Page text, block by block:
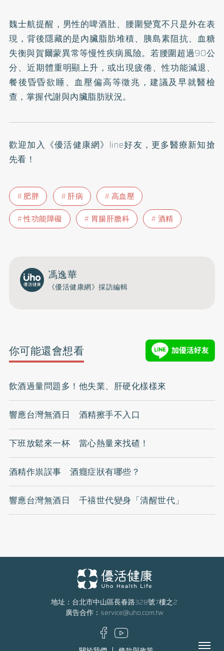
魏士航提醒，男性的啤酒肚、腰圍變寬不只是外在表
現，背後隱藏的是內臟脂肪堆積、胰島素阻抗、血糖
失衡與賀爾蒙異常等慢性疾病風險。若腰圍超過90公
分、近期體重明顯上升，或出現疲倦、性功能減退、
餐後昏昏欲睡、血壓偏高等徵兆，建議及早就醫檢
查，掌握代謝與內臟脂肪狀況。
歡迎加入 《優活健康網》line好友 ，更多醫療新知搶
先看！
肥胖 肝病
高血壓
性功能障礙
胃腸肝膽科 酒精
馮逸華
《優活健康網》採訪編輯
你可能還會想看
飲酒過量問題多！他失業、肝硬化樣樣來
響應台灣無酒日 酒精擦手不入口
下班放鬆來一杯 當心熱量來找碴！
酒精作祟誤事 酒癮症狀有哪些？
響應台灣無酒日 千禧世代變身「清醒世代」
地址：台北市中山區長春路328號7樓之2
廣告合作： service@uho.com.tw
Menu